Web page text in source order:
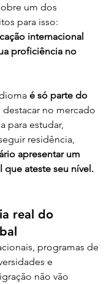
um dos
para isso:
internacional
proficiência no
é só parte do
destacar no mercado
para estudar,
residência,
apresentar um
ateste seu nível.
real do
programas de
e
não vão